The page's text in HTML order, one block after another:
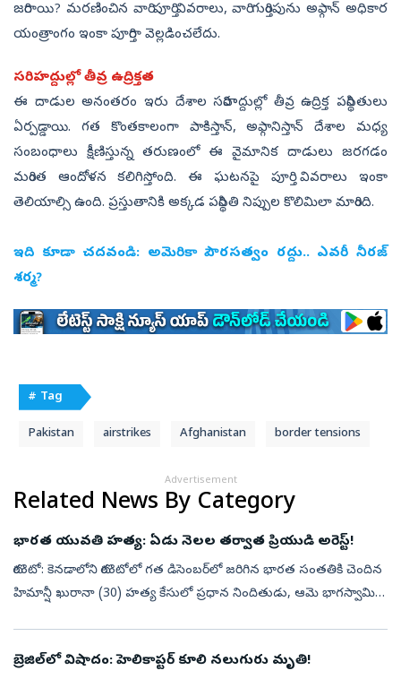
జరిగాయి? మరణించిన వారి పూర్తి వివరాలు, వారి గుర్తింపును అఫ్గాన్ అధికార
యంత్రాంగం ఇంకా పూర్తిగా వెల్లడించలేదు.
సరిహద్దుల్లో తీవ్ర ఉద్రిక్తత
ఈ దాడుల అనంతరం ఇరు దేశాల సరిహద్దుల్లో తీవ్ర ఉద్రిక్త పరిస్థితులు
ఏర్పడ్డాయి. గత కొంతకాలంగా పాకిస్తాన్, అఫ్గానిస్తాన్ దేశాల మధ్య
సంబంధాలు క్షీణిస్తున్న తరుణంలో ఈ వైమానిక దాడులు జరగడం
మరింత ఆందోళన కలిగిస్తోంది. ఈ ఘటనపై పూర్తి వివరాలు ఇంకా
తెలియాల్సి ఉంది. ప్రస్తుతానికి అక్కడ పరిస్థితి నిప్పుల కొలిమిలా మారింది.
ఇది కూడా చదవండి: అమెరికా పౌరసత్వం రద్దు.. ఎవరీ నీరజ్
శర్మ?
# Tag
Pakistan airstrikes Afghanistan border tensions
Advertisement
Related News By Category
భారత యువతి హత్య: ఏడు నెలల తర్వాత ప్రియుడి అరెస్ట్!
టొరంటో: కెనడాలోని టొరంటోలో గత డిసెంబర్‌లో జరిగిన భారత సంతతికి చెందిన
హిమాన్షీ ఖురానా (30) హత్య కేసులో ప్రధాన నిందితుడు, ఆమె భాగస్వామి
బ్రెజిల్‌లో విషాదం: హెలికాప్టర్ కూలి నలుగురు మృతి!